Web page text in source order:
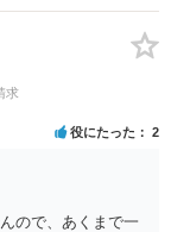
求
役にたった 2
ので、あくまで一